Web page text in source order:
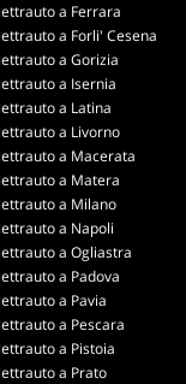
a Ferrara
a Forli' Cesena
a Gorizia
a Isernia
a Latina
a Livorno
a Macerata
a Matera
a Milano
a Napoli
a Ogliastra
a Padova
a Pavia
a Pescara
a Pistoia
a Prato